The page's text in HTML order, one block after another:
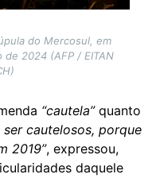
do Mercosul, em
2024 (AFP / EITAN
“cautela”quanto
ser cautelosos, porque
2019”, expressou,
daquele